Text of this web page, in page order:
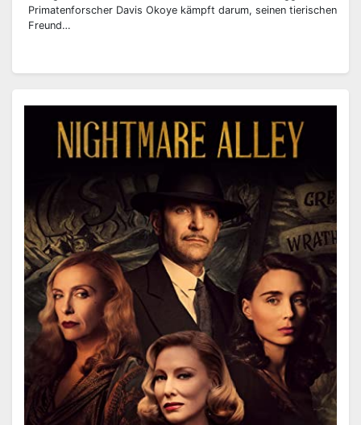
Primatenforscher Davis Okoye kämpft darum, seinen tierischen
Freund…